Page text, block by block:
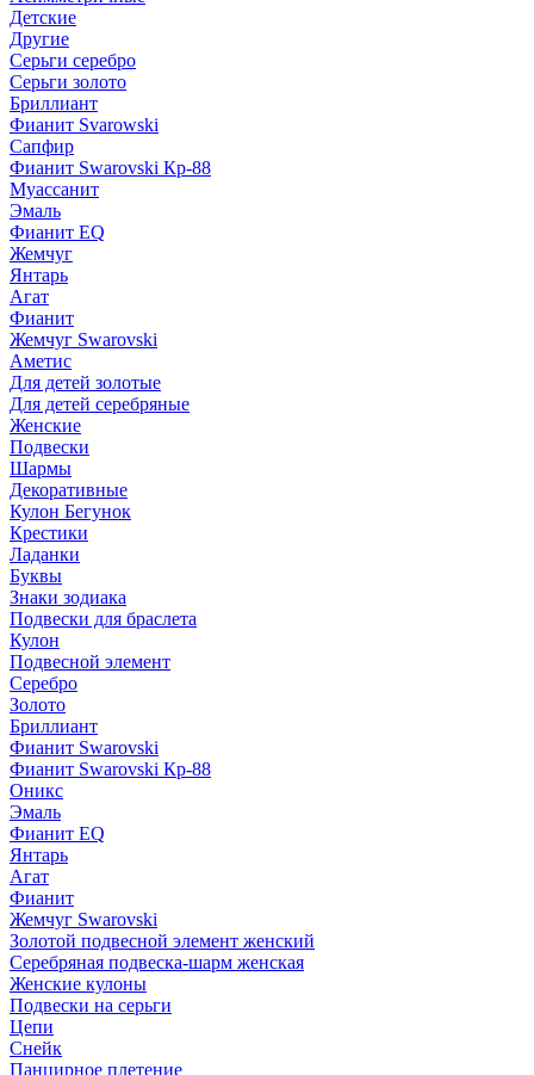
Детские
Другие
Серьги серебро
Серьги золото
Бриллиант
Фианит Svarowski
Сапфир
Фианит Swarovski Кр-88
Муассанит
Эмаль
Фианит EQ
Жемчуг
Янтарь
Агат
Фианит
Жемчуг Swarovski
Аметис
Для детей золотые
Для детей серебряные
Женские
Подвески
Шармы
Декоративные
Кулон Бегунок
Крестики
Ладанки
Буквы
Знаки зодиака
Подвески для браслета
Кулон
Подвесной элемент
Серебро
Золото
Бриллиант
Фианит Swarovski
Фианит Swarovski Кр-88
Оникс
Эмаль
Фианит EQ
Янтарь
Агат
Фианит
Жемчуг Swarovski
Золотой подвесной элемент женcкий
Серебряная подвеска-шарм женская
Женские кулоны
Подвески на серьги
Цепи
Снейк
Панцирное плетение